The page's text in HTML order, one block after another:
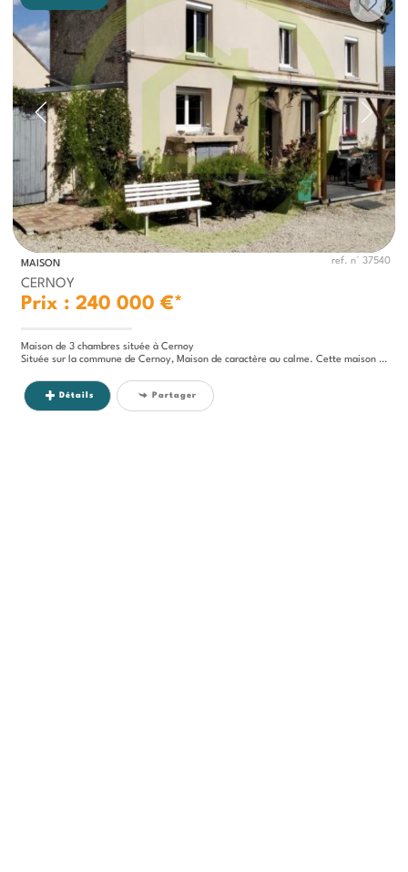
MAISON ref. n° 37540
CERNOY
Prix : 240 000 €*
Maison de 3 chambres située à Cernoy
Située sur la commune de Cernoy, Maison de caractère au calme. Cette maison de 140 m² environ est édifiée sur un terrain...
Détails Partager